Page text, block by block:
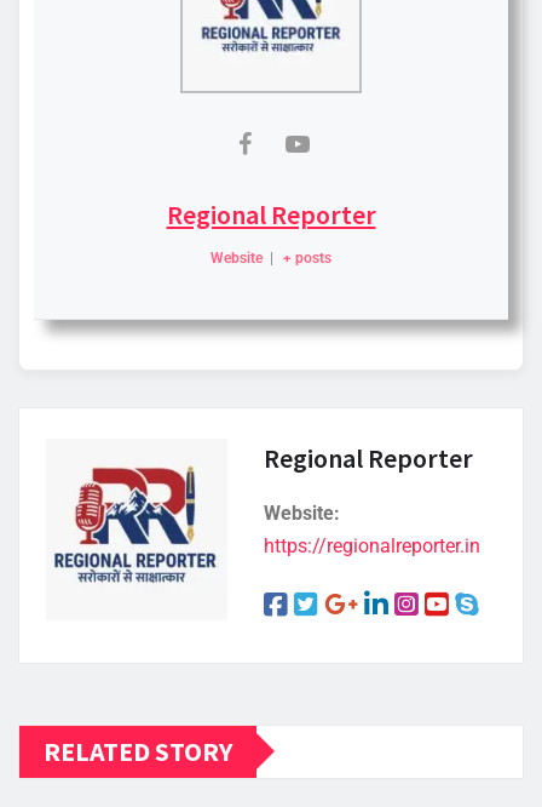
Regional Reporter
Website | + posts
Regional Reporter
Website:
https://regionalreporter.in
RELATED STORY